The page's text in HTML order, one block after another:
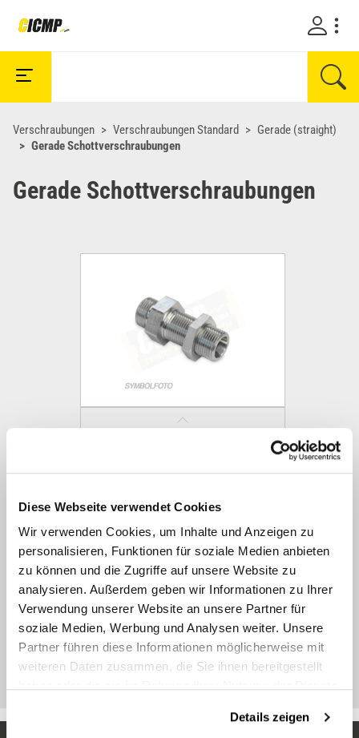
Diese Webseite verwendet Cookies
Wir verwenden Cookies, um Inhalte und Anzeigen zu
personalisieren, Funktionen für soziale Medien anbieten
zu können und die Zugriffe auf unsere Website zu
analysieren. Außerdem geben wir Informationen zu Ihrer
Verwendung unserer Website an unsere Partner für
soziale Medien, Werbung und Analysen weiter. Unsere
Partner führen diese Informationen möglicherweise mit
weiteren Daten zusammen, die Sie ihnen bereitgestellt
Details zeigen
Verschraubungen Verschraubungen Standard
Gerade (straight)
Gerade Schottverschraubungen
Gerade Schottverschraubungen
SLM / SSM zöllig